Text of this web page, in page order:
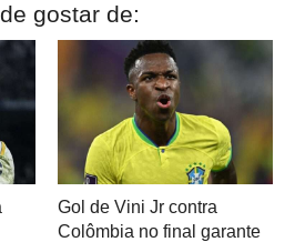
gostar de:
Gol de Vini Jr contra
Colômbia no final garante